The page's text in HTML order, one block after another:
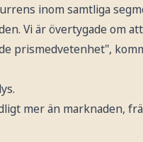
inom samtliga
Vi är övertygade om
prismedvetenhet",
mer än marknaden,